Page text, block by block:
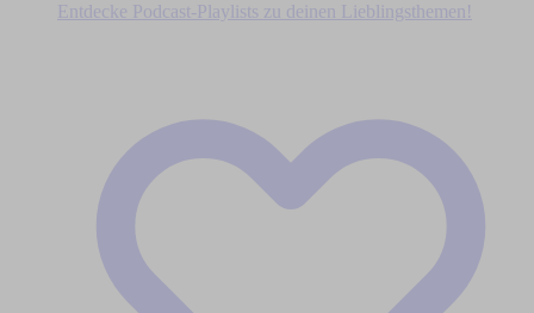
Entdecke Podcast-Playlists zu deinen Lieblingsthemen!